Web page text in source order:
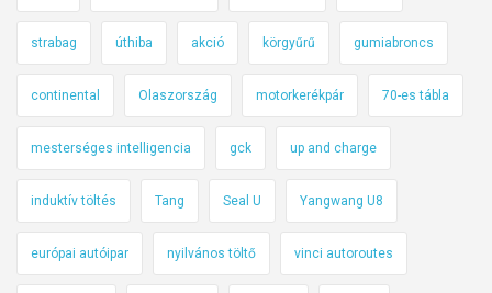
strabag úthiba akció körgyűrű gumiabroncs
continental Olaszország motorkerékpár 70-es tábla
mesterséges intelligencia gck up and charge
induktív töltés Tang Seal U Yangwang U8
európai autóipar nyilvános töltő vinci autoroutes